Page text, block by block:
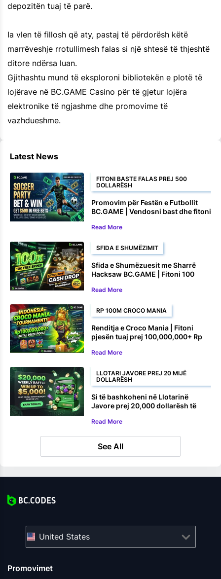
depozitën tuaj të parë.
Ia vlen të fillosh që aty, pastaj të përdorësh këtë
marrëveshje rrotullimesh falas si një shtesë të thjeshtë
ditore ndërsa luan.
Gjithashtu mund të eksploroni bibliotekën e plotë të
lojërave në BC.GAME Casino për të gjetur lojëra
elektronike të ngjashme dhe promovime të
vazhdueshme.
Latest News
FITONI BASTE FALAS PREJ 500
DOLLARËSH
Promovim për Festën e Futbollit
BC.GAME | Vendosni bast dhe fitoni
Read More
SFIDA E SHUMËZIMIT
Sfida e Shumëzuesit me Sharrë
Hacksaw BC.GAME | Fitoni 100
Para
Read More
RP 100M CROCO MANIA
Renditja e Croco Mania | Fitoni
pjesën tuaj prej 100,000,000+ Rp
Read More
LLOTARI JAVORE PREJ 20 MIJË
DOLLARËSH
Si të bashkoheni në Llotarinë
Javore prej 20,000 dollarësh të
Read More
See All
Promovimet
United States